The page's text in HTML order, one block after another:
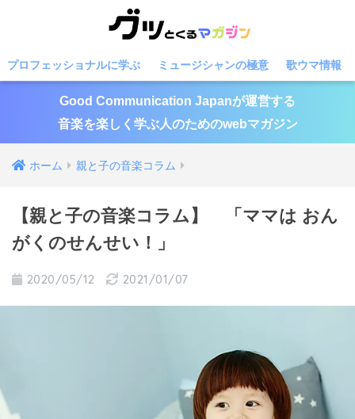
プロフェッショナルに学ぶ ミュージシャンの極意 歌ウマ情報
Good Communication Japanが運営する
音楽を楽しく学ぶ人のためのwebマガジン
ホーム 親と子の音楽コラム
【親と子の音楽コラム】 「ママは おん
がくのせんせい！」
2020/05/12 2021/01/07